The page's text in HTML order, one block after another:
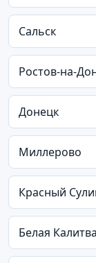
Сальск
Ростов-на-
Донецк
Миллерово
Красный
Белая Калитва